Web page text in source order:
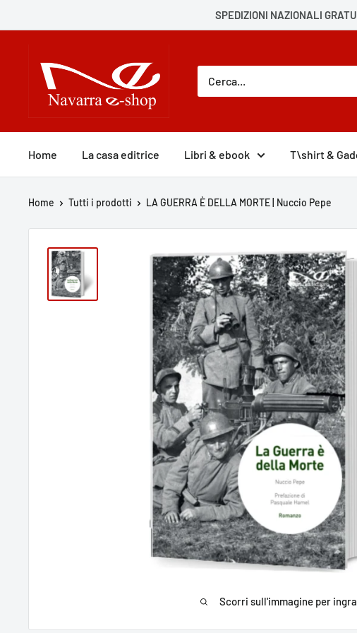
SPEDIZIONI NAZIONALI
Home La casa editrice Libri & ebook T\shirt &
Home Tutti i prodotti LA GUERRA È DELLA MORTE | Nuccio Pepe
Scorri sull'immagine per